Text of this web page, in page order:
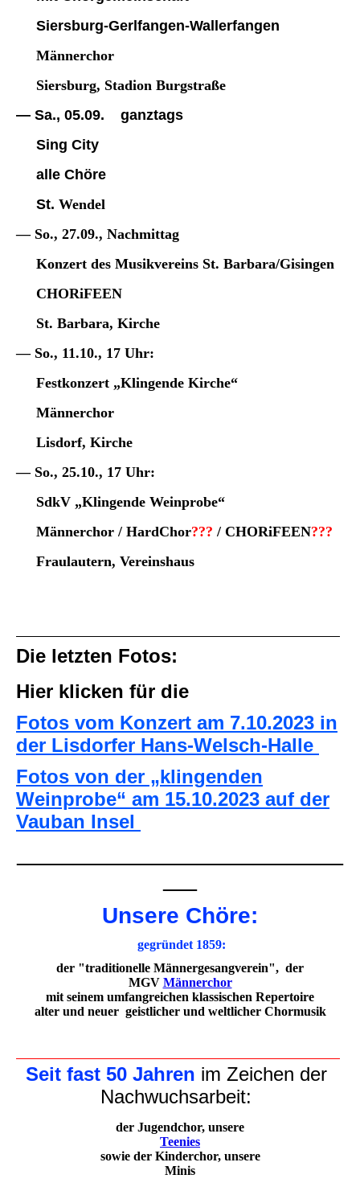
Siersburg-Gerlfangen-Wallerfangen
Männerchor
Siersburg, Stadion Burgstraße
— Sa., 05.09. ganztags
Sing City
alle Chöre
St. Wendel
— So., 27.09., Nachmittag
Konzert des Musikvereins St. Barbara/Gisingen
CHORiFEEN
St. Barbara, Kirche
— So., 11.10., 17 Uhr:
Festkonzert „Klingende Kirche“
Männerchor
Lisdorf, Kirche
— So., 25.10., 17 Uhr:
SdkV „Klingende Weinprobe“
Männerchor / HardChor??? / CHORiFEEN???
Fraulautern, Vereinshaus
Die letzten Fotos:
Hier klicken für die
Fotos vom Konzert am 7.10.2023 in
der Lisdorfer Hans-Welsch-Halle
Fotos von der „klingenden
Weinprobe“ am 15.10.2023 auf der
Vauban Insel
Unsere Chöre:
gegründet 1859:
der "traditionelle Männergesangverein", der
MGV Männerchor
mit seinem umfangreichen klassischen Repertoire
alter und neuer geistlicher und weltlicher Chormusik
Seit fast 50 Jahren im Zeichen der
Nachwuchsarbeit:
der Jugendchor, unsere
Teenies
sowie der Kinderchor, unsere
Minis